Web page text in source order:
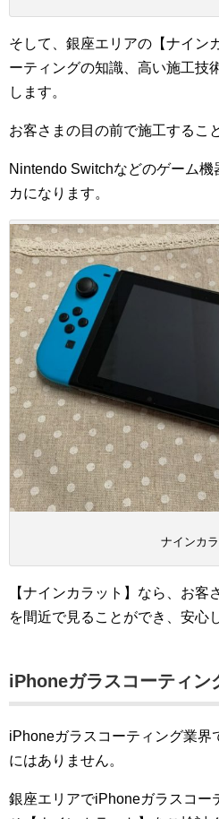
そして、銀座エリアの【ナイン
ーティングの知識、高い施工技
します。
お客さまの目の前で施工するこ
Nintendo Switchなどのゲーム
カになります。
ナインカ
【ナインカラット】なら、お客
を間近で見ることができ、安心
iPhoneガラスコーティン
iPhoneガラスコーティング業界
にはありません。
銀座エリアでiPhoneガラスコー